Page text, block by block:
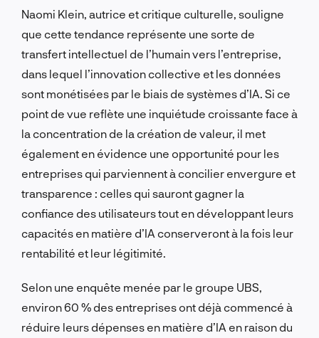
Naomi Klein, autrice et critique culturelle, souligne
que cette tendance représente une sorte de
transfert intellectuel de l’humain vers l’entreprise,
dans lequel l’innovation collective et les données
sont monétisées par le biais de systèmes d’IA. Si ce
point de vue reflète une inquiétude croissante face à
la concentration de la création de valeur, il met
également en évidence une opportunité pour les
entreprises qui parviennent à concilier envergure et
transparence : celles qui sauront gagner la
confiance des utilisateurs tout en développant leurs
capacités en matière d’IA conserveront à la fois leur
rentabilité et leur légitimité.
Selon une enquête menée par le groupe UBS,
environ 60 % des entreprises ont déjà commencé à
réduire leurs dépenses en matière d’IA en raison du